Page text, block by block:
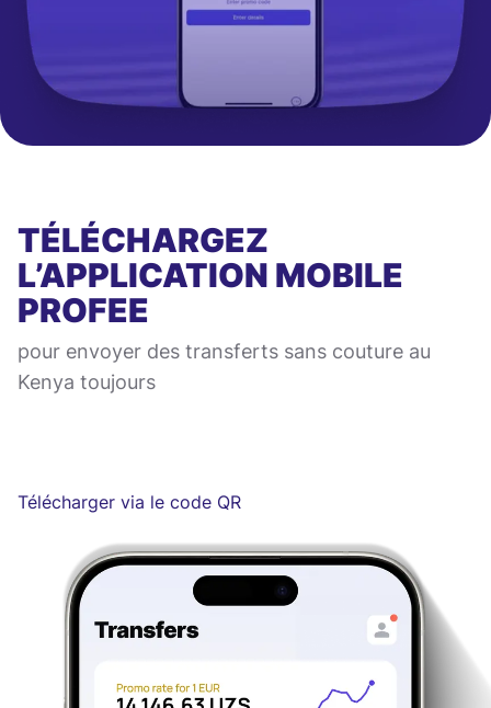
TÉLÉCHARGEZ
L’APPLICATION MOBILE
PROFEE
pour envoyer des transferts sans couture au
Kenya toujours
Télécharger via le code QR